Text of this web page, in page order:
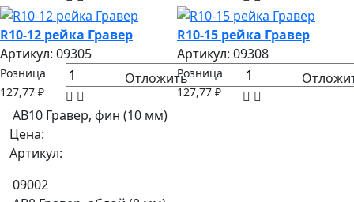
R10-12 рейка Гравер
Артикул: 09305
Розница
127,77 ₽
Отложить
R10-15 рейка Гравер
Артикул: 09308
Розница
127,77 ₽
AB10 Гравер, фин (10 мм)
Цена:
Артикул:
09002